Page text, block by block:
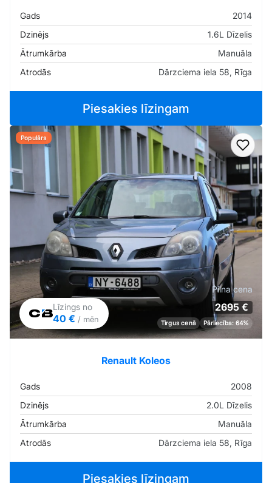
Gads
2014
Dzinējs
1.6L Dīzelis
Ātrumkārba
Manuāla
Atrodās
Dārzciema iela 58, Rīga
Piesakies līzingam
Populārs
Līzings no
40 € / mēn
Pilna cena
2695 €
Tirgus cenā Pārliecība: 64%
Renault Koleos
Gads
2008
Dzinējs
2.0L Dīzelis
Ātrumkārba
Manuāla
Atrodās
Dārzciema iela 58, Rīga
Piesakies līzingam